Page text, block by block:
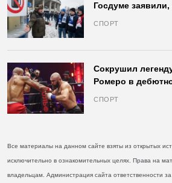
Госдуме заявили,
СПОРТ
Сокрушил
Ромеро в
СПОРТ
Все материалы на данном сайте взяты из открытых
исключительно в ознакомительных целях. Права на
владельцам. Администрация сайта ответственности